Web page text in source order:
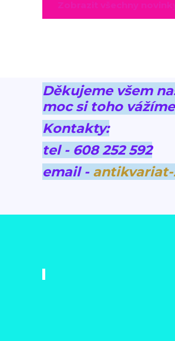
Děkujeme všem
moc si toho
Kontakty:
tel - 608 252 592
email - antikvariat-